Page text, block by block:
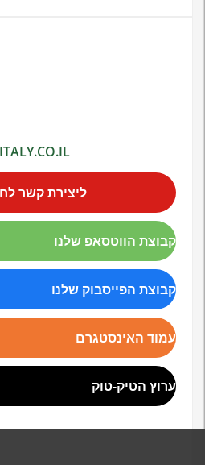
ליצירת קשר
קבוצת הווטסאפ שלנו
קבוצת הפייסבוק שלנו
עמוד האינסטגרם
ערוץ הטיק-טוק